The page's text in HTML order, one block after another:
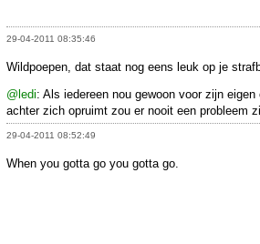
29-04-2011 08:35:46
Wildpoepen, dat staat nog eens leuk op je
@ledi: Als iedereen nou gewoon voor zijn eigen
achter zich opruimt zou er nooit een probleem
29-04-2011 08:52:49
When you gotta go you gotta go.